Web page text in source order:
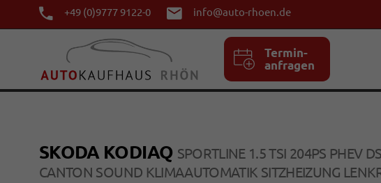
+49 (0)9777 9122-0 info@auto-rhoen.de
Termin-
anfragen
SKODA KODIAQ SPORTLINE 1.5 TSI 204PS PHEV
CANTON SOUND KLIMAAUTOMATIK SITZHEIZUNG